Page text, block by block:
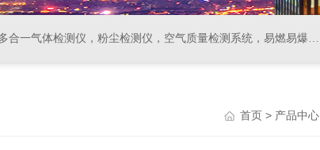
测仪，空气质量检测系统，易燃易爆有毒有害气体检测报警设备，环境检测分析仪器，水质分析仪
首页 > 产品中心